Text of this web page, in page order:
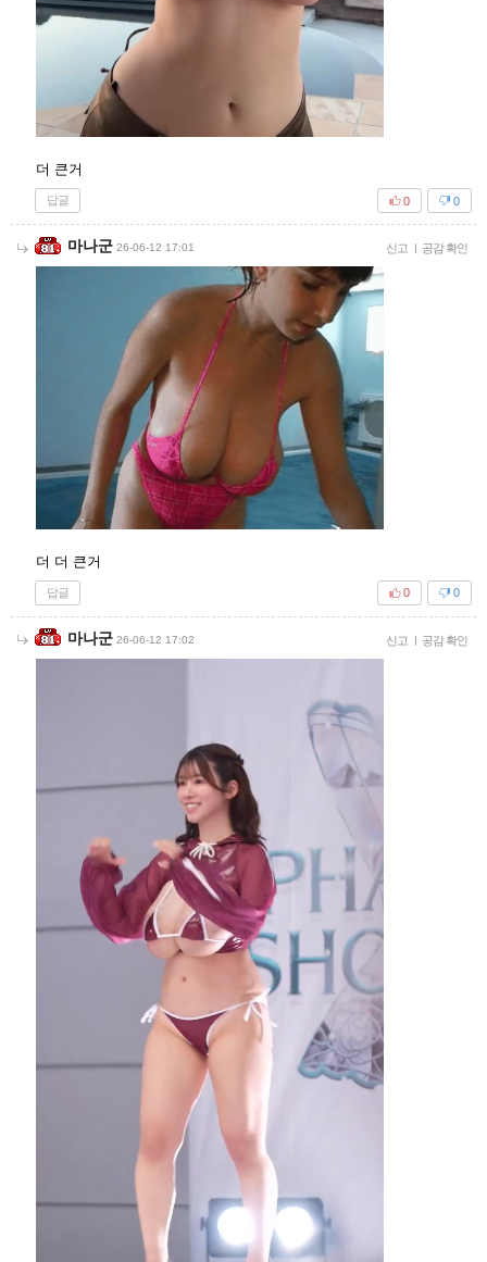
더 큰거
답글 0
0
마나군 26-06-12 17:01 신고 | 공감 확인
더 더 큰거
답글 0
0
마나군 26-06-12 17:02 신고 | 공감 확인